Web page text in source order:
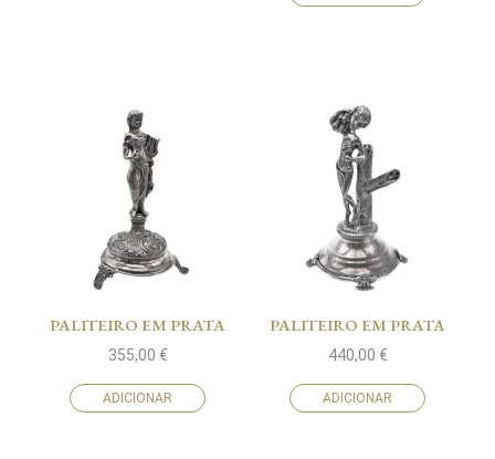
PALITEIRO EM PRATA
355,00 €
ADICIONAR
PALITEIRO EM PRATA
440,00 €
ADICIONAR